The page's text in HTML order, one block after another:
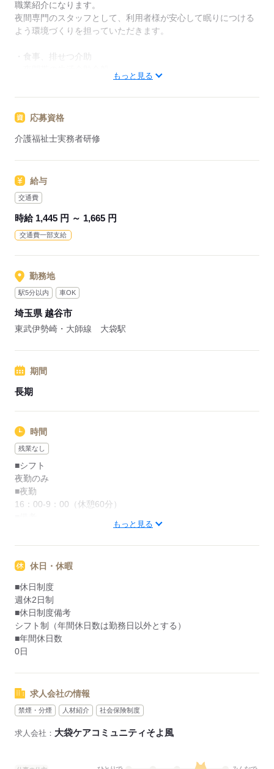
日本最大級の求人情報の中からぴったりな求人をご紹
介｡
履歴書作成のアドバイスや面接日の調整だけでなく、
費用は一切かかりません。
職業紹介になります。
夜間専門のスタッフとして、利用者様が安心して眠りにつける
よう環境づくりを担っていただきます。
・食事、排せつ介助
・各書類作成（ご利用報告など、簡単なPC操作）
・空き時間にフロア・居室の清掃、洗濯等あり
◎夜勤専門のため、日中の時間を確保したい方におすすめです
ひとりのニーズに合わせたサービスを提供しております。
業界シェアトップクラスの企業が運営しておりますので、各種
もっと見る
応募資格
介護福祉士実務者研修
給与
交通費
時給 1,445 円 ～ 1,665 円
交通費一部支給
勤務地
駅5分以内 車OK
埼玉県 越谷市
東武伊勢崎・大師線 大袋駅
期間
長期
時間
残業なし
■シフト
夜勤のみ
■夜勤
16：00-9：00（休憩60分）
もっと見る
休日・休暇
■休日制度
週休2日制
■休日制度備考
シフト制（年間休日数は勤務日以外とする）
■年間休日数
0日
求人会社の情報
禁煙・分煙 人材紹介 社会保険制度
求人会社： 大袋ケアコミュニティそよ風